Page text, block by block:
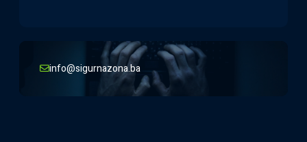
info@sigurnazona.ba